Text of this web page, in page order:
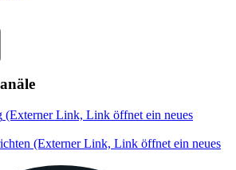
(Externer Link, Link öffnet ein neues
(Externer Link, Link öffnet ein neues